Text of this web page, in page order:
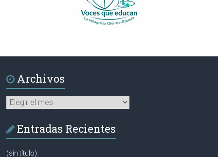
Archivos
Archivos
Entradas Recientes
(sin título)